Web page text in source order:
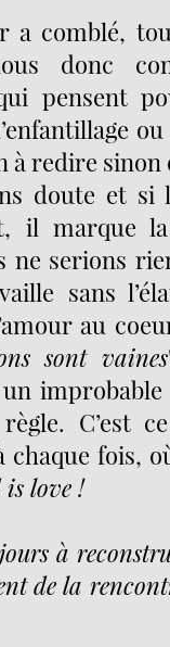
a comblé,
donc
pensent
à redire sinon
doute et si
il marque
serions
sans
au
sont vaines
un
C’est
fois,
is love !
à
de la